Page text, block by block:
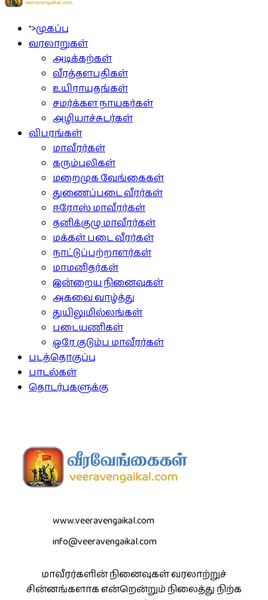
">முகப்பு
வரலாறுகள்
அடிக்கற்கள்
வீரத்தளபதிகள்
உயிராயுதங்கள்
சமர்க்கள நாயகர்கள்
அழியாச்சுடர்கள்
விபரங்கள்
மாவீரர்கள்
கரும்புலிகள்
மறைமுக வேங்கைகள்
துணைப்படை வீரர்கள்
ஈரோஸ் மாவீரர்கள்
தனிக்குழு மாவீரர்கள்
மக்கள் படை வீரர்கள்
நாட்டுப்பற்றாளர்கள்
மாமனிதர்கள்
இன்றைய நினைவுகள்
அகவை வாழ்த்து
துயிலுமில்லங்கள்
படையணிகள்
ஒரே குடும்ப மாவீரர்கள்
படத்தொகுப்பு
பாடல்கள்
தொடர்புகளுக்கு
www.veeravengaikal.com
info@veeravengaikal.com
மாவீரர்களின் நினைவுகள் வரலாற்றுச்
சின்னங்களாக என்றென்றும் நிலைத்து நிற்க